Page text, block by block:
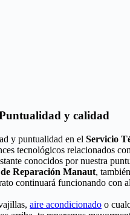
y calidad
y puntualidad en el Servicio
tecnológicos relacionados
conocidos por nuestra
Reparación Manaut,
continuará funcionando
aire acondicionado o